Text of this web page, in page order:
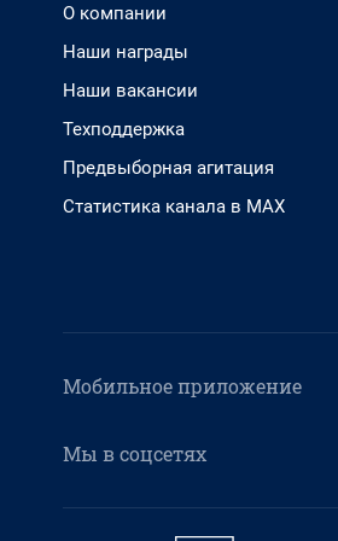
О компании
Наши награды
Наши вакансии
Техподдержка
Предвыборная агитация
Статистика канала в MAX
Мобильное приложение
Мы в соцсетях